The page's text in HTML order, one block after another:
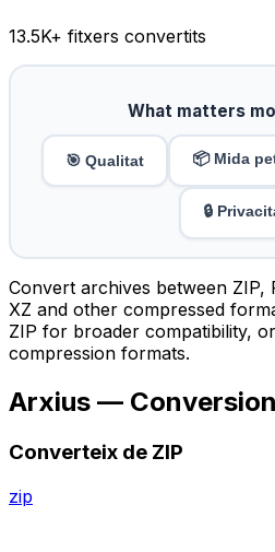
13.5K+ fitxers convertits
What matters
🎯 Qualitat 📦 Mida
🔒
Convert archives between ZIP,
XZ and other compressed
ZIP for broader compatibility,
compression formats.
Arxius —
Converteix de ZIP
zip